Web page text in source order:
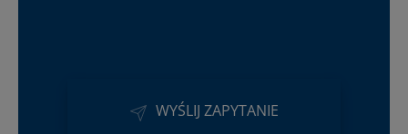
WYŚLIJ ZAPYTANIE